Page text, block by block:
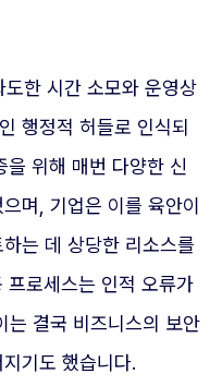
한 시간 소모와 운영상
행정적 허들로 인식되
을 위해 매번 다양한 신
며, 기업은 이를 육안이
는 데 상당한 리소스를
프로세스는 인적 오류가
는 결국 비즈니스의 보안
기도 했습니다.